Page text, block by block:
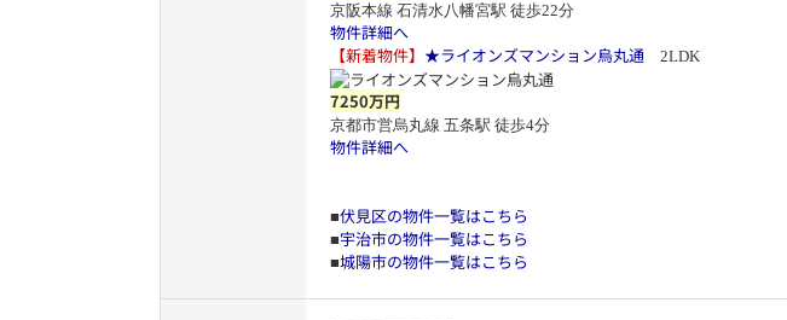
京阪本線 石清水八幡宮駅 徒歩22分
物件詳細へ
【新着物件】 ★ライオンズマンション烏丸通 2LDK
7250万円
京都市営烏丸線 五条駅 徒歩4分
物件詳細へ
■伏見区の物件一覧はこちら
■宇治市の物件一覧はこちら
■城陽市の物件一覧はこちら